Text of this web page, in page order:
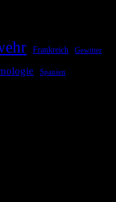
Frankreich Gewitter
Spanien